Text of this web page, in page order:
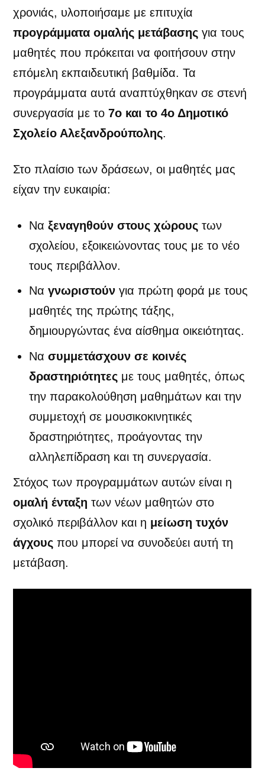
χρονιάς, υλοποιήσαμε με επιτυχία
προγράμματα ομαλής μετάβασης για τους
μαθητές που πρόκειται να φοιτήσουν στην
επόμελη εκπαιδευτική βαθμίδα. Τα
προγράμματα αυτά αναπτύχθηκαν σε στενή
συνεργασία με το7ο και το 4ο Δημοτικό
Σχολείο Αλεξανδρούπολης.
Στο πλαίσιο των δράσεων, οι μαθητές μας
είχαν την ευκαιρία:
Ναξεναγηθούν στους χώρους των
σχολείου, εξοικειώνοντας τους με το νέο
τους περιβάλλον.
Ναγνωριστούν για πρώτη φορά με τους
μαθητές της πρώτης τάξης,
δημιουργώντας ένα αίσθημα οικειότητας.
Νασυμμετάσχουν σε κοινές
δραστηριότητες με τους μαθητές, όπως
την παρακολούθηση μαθημάτων και την
συμμετοχή σε μουσικοκινητικές
δραστηριότητες, προάγοντας την
αλληλεπίδραση και τη συνεργασία.
Στόχος των προγραμμάτων αυτών είναι η
ομαλή ένταξη των νέων μαθητών στο
σχολικό περιβάλλον και η μείωση τυχόν
άγχους που μπορεί να συνοδεύει αυτή τη
μετάβαση.